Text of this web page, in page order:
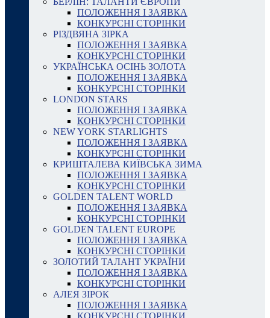
ПОЛОЖЕННЯ І ЗАЯВКА
КОНКУРСНІ СТОРІНКИ
РІЗДВЯНА ЗІРКА
ПОЛОЖЕННЯ І ЗАЯВКА
КОНКУРСНІ СТОРІНКИ
УКРАЇНСЬКА ОСІНЬ ЗОЛОТА
ПОЛОЖЕННЯ І ЗАЯВКА
КОНКУРСНІ СТОРІНКИ
LONDON STARS
ПОЛОЖЕННЯ І ЗАЯВКА
КОНКУРСНІ СТОРІНКИ
NEW YORK STARLIGHTS
ПОЛОЖЕННЯ І ЗАЯВКА
КОНКУРСНІ СТОРІНКИ
КРИШТАЛЕВА КИЇВСЬКА ЗИМА
ПОЛОЖЕННЯ І ЗАЯВКА
КОНКУРСНІ СТОРІНКИ
GOLDEN TALENT WORLD
ПОЛОЖЕННЯ І ЗАЯВКА
КОНКУРСНІ СТОРІНКИ
GOLDEN TALENT EUROPE
ПОЛОЖЕННЯ І ЗАЯВКА
КОНКУРСНІ СТОРІНКИ
ЗОЛОТИЙ ТАЛАНТ УКРАЇНИ
ПОЛОЖЕННЯ І ЗАЯВКА
КОНКУРСНІ СТОРІНКИ
АЛЕЯ ЗІРОК
ПОЛОЖЕННЯ І ЗАЯВКА
КОНКУРСНІ СТОРІНКИ